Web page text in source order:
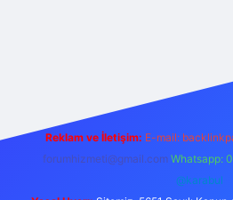
Reklam ve İletişim: E-mail:
forumhizmeti@gmail.com Whatsapp:
@karabul